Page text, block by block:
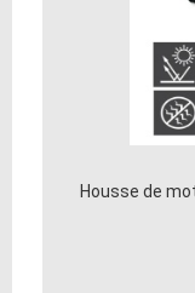
Housse de